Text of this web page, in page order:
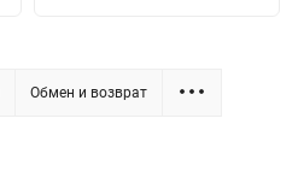
Обмен и возврат